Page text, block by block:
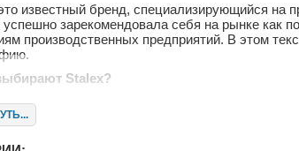
известный бренд, специализирующийся на
зарекомендовала себя на рынке как
производственных предприятий. В этом
Stalex?
не просто поставщик оборудования. Это
нас за качество, надёжность и